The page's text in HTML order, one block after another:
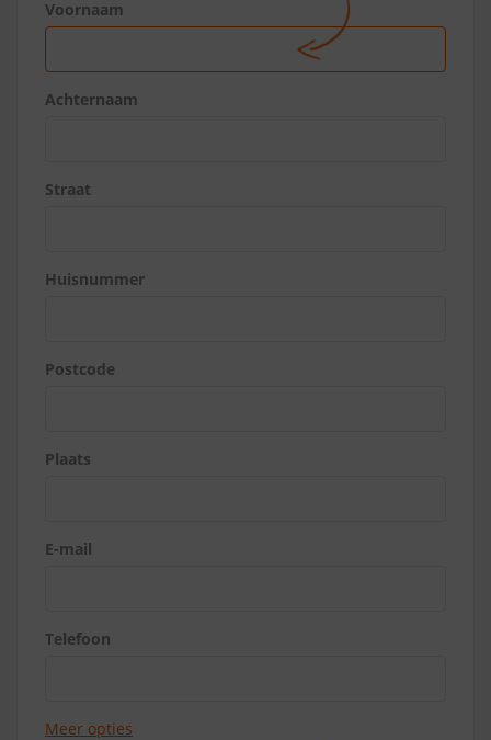
Voornaam
Achternaam
Straat
Huisnummer
Postcode
Plaats
E-mail
Telefoon
Meer opties